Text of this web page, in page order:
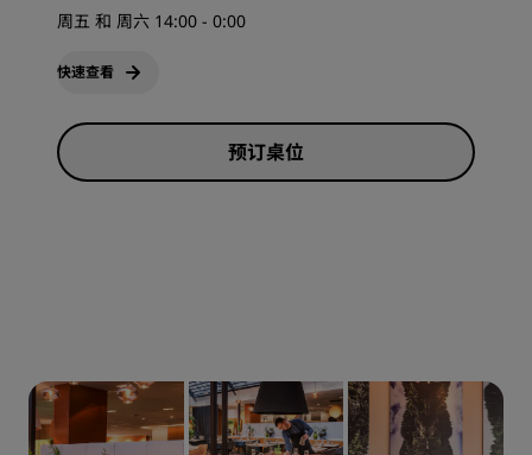
周五 和 周六 14:00 - 0:00
快速查看
预订桌位